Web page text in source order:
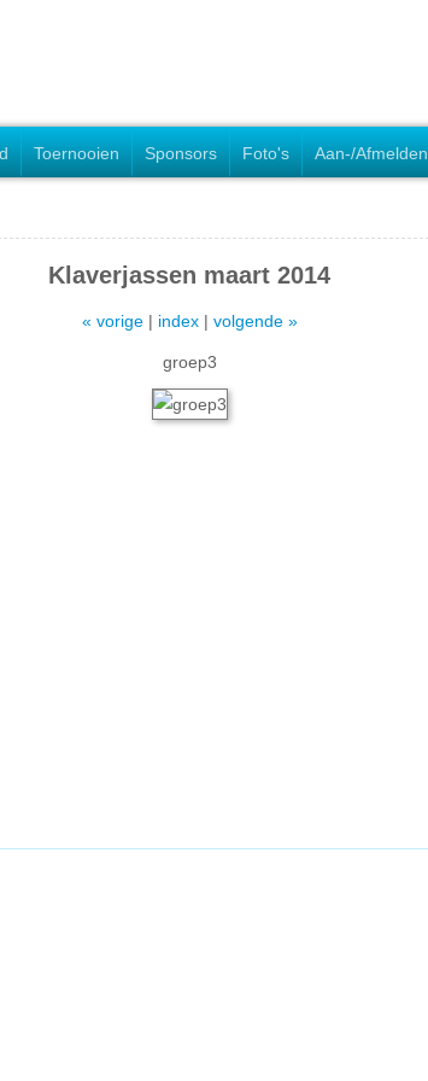
Toernooien Sponsors Foto's Aan-/Afmelden
Klaverjassen maart 2014
« vorige| index| volgende »
groep3